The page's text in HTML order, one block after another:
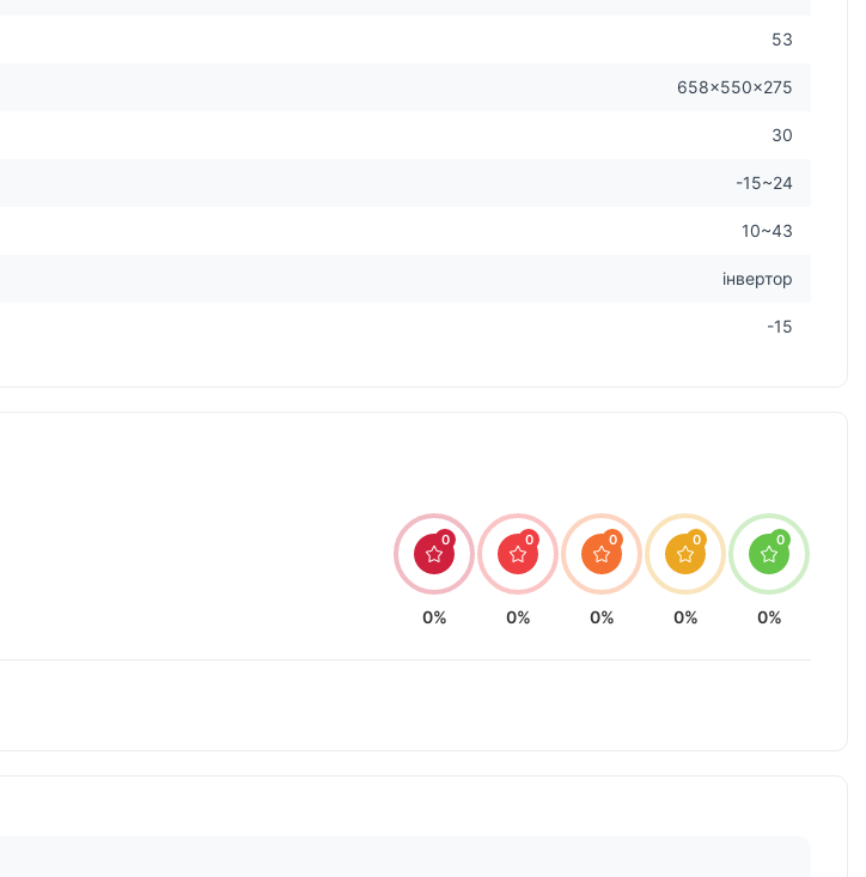
53
658×550×275
30
-15~24
10~43
інвертор
-15
0
0%
0
0%
0
0%
0
0%
0
0%